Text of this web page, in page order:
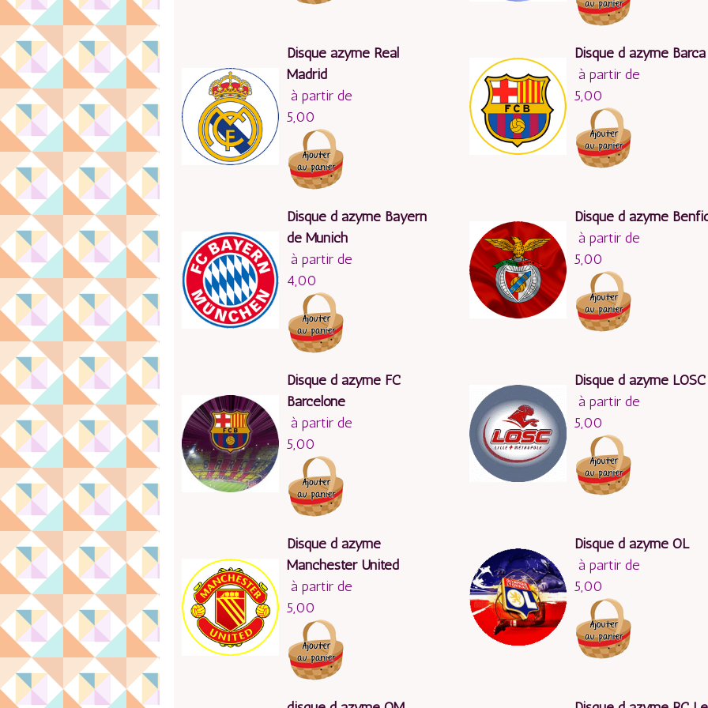
Disque azyme Real
Madrid
à partir de
5,00
Disque d azyme Barca
à partir de
5,00
Disque d azyme Bayern
de Munich
à partir de
4,00
Disque d azyme
à partir de
5,00
Disque d azyme FC
Barcelone
à partir de
5,00
Disque d azyme LOSC
à partir de
5,00
Disque d azyme
Manchester United
à partir de
5,00
Disque d azyme OL
à partir de
5,00